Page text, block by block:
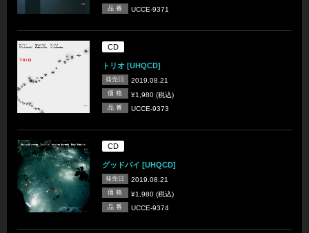
品 番 UCCE-9371
CD
トリオ [UHQCD]
発売日 2019.08.21
価 格 ¥1,980 (税込)
品 番 UCCE-9373
CD
グッドバイ [UHQCD]
発売日 2019.08.21
価 格 ¥1,980 (税込)
品 番 UCCE-9374